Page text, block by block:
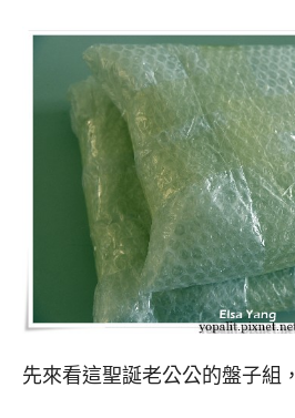
先來看這聖誕老公公的盤子組，